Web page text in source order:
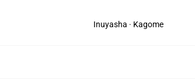
Inuyasha · Kagome